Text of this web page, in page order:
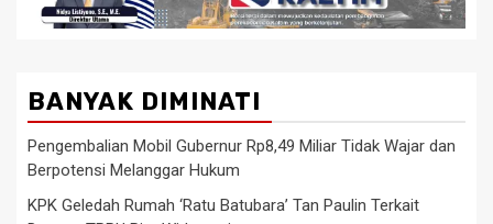
BANYAK DIMINATI
Pengembalian Mobil Gubernur Rp8,49 Miliar Tidak Wajar dan
Berpotensi Melanggar Hukum
KPK Geledah Rumah ‘Ratu Batubara’ Tan Paulin Terkait